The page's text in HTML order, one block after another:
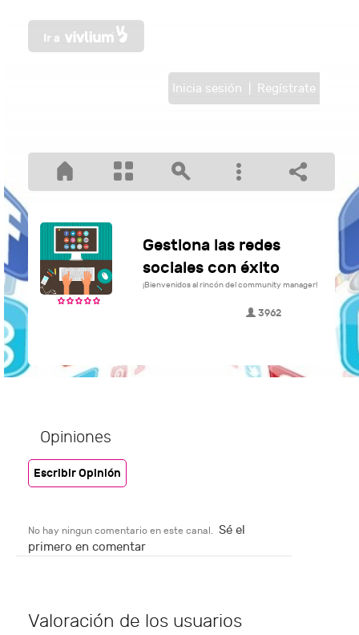
Inicia sesión Regístrate
Gestiona las redes
sociales con éxito
¡Bienvenidos al rincón del community manager!
3962
Opiniones
Escribir Opinión
No hay ningun comentario en este canal. Sé el
primero en comentar
Valoración de los usuarios